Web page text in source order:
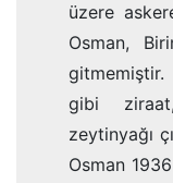
üzere
Osman,
gibi
zeytinyağı
Osman